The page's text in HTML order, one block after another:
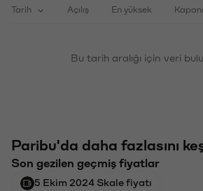
Tarih Açılış En yüksek
Bu tarih aralığı için veri
Paribu'da daha fazlasını
Son gezilen geçmiş fiyatlar
5 Ekim 2024 Skale fiyatı